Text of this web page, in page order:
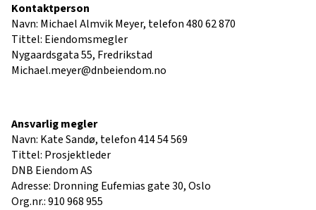
Kontaktperson
Navn: Michael Almvik Meyer, telefon 480 62 870
Tittel: Eiendomsmegler
Nygaardsgata 55, Fredrikstad
Michael.meyer@dnbeiendom.no
Ansvarlig megler
Navn: Kate Sandø, telefon 414 54 569
Tittel: Prosjektleder
DNB Eiendom AS
Adresse: Dronning Eufemias gate 30, Oslo
Org.nr.: 910 968 955